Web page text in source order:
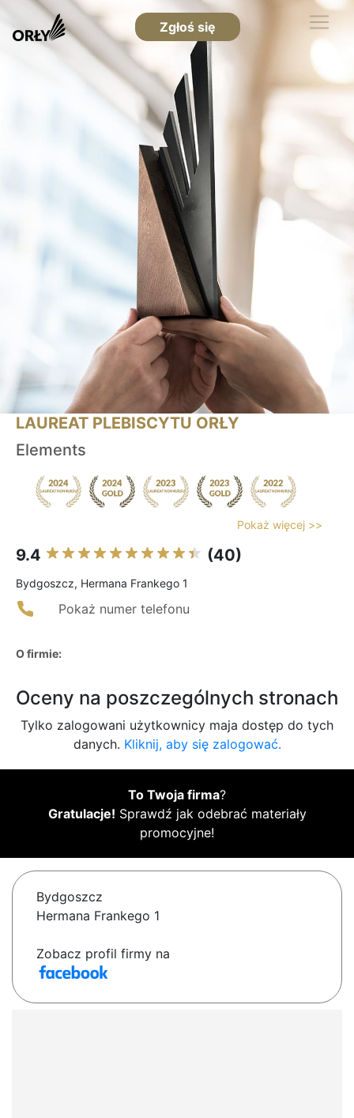
Zgłoś się
LAUREAT PLEBISCYTU ORŁY
Elements
Pokaż więcej >>
9.4 (40)
Bydgoszcz, Hermana Frankego 1
Pokaż numer telefonu
O firmie:
Oceny na poszczególnych stronach
Tylko zalogowani użytkownicy maja dostęp do tych
danych. Kliknij, aby się zalogować.
To Twoja firma?
Gratulacje! Sprawdź jak odebrać materiały
promocyjne!
Bydgoszcz
Hermana Frankego 1
Zobacz profil firmy na